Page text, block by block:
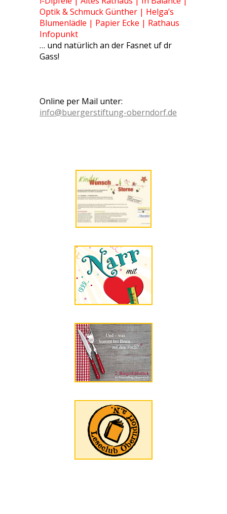
Optik & Schmuck Günther | Helga’s
Blumenlädle | Papier Ecke | Rathaus
Infopunkt
… und natürlich an der Fasnet uf dr
Gass!
Online per Mail unter:
info@buergerstiftung-oberndorf.de